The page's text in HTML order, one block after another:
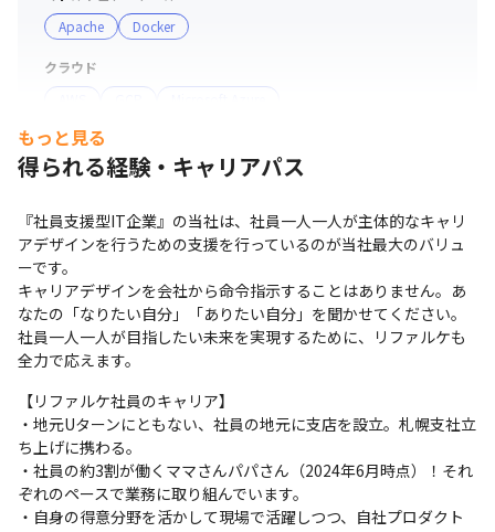
す。そのため、適時、リファルケ社員同士が対面で会うこ
できます。また、異なる環境や課題を共有する場を設ける
のある関係性をを構築します。
＜募集背景＞
当社は設立から5期連続黒字を達成、コロナ禍という社会
情勢の中でも力強く、右肩上がりで成長を続けている企業
です（2024年6月実績）。直近5年の売上を比較したとき
に17倍の成長を達成しました（2024年6月現在）。
7期以降もさらなる事業拡大を見込んでいるため、経験者
の大規模採用を行ってまいります。
Apache
Docker
クラウド
サーバー・OS
Windows
Linux
支給PC
現場で選択可能（Windows/Mac）
もっと見る
得られる経験・キャリアパス
『社員支援型IT企業』の当社は、社員一人一人が主体的なキャリ
アデザインを行うための支援を行っているのが当社最大のバリュ
ーです。
キャリアデザインを会社から命令指示することはありません。あ
なたの「なりたい自分」「ありたい自分」を聞かせてください。
社員一人一人が目指したい未来を実現するために、リファルケも
全力で応えます。
【リファルケ社員のキャリア】
・地元Uターンにともない、社員の地元に支店を設立。札幌支社立
ち上げに携わる。
・社員の約3割が働くママさんパパさん（2024年6月時点）！それ
ぞれのペースで業務に取り組んでいます。
・自身の得意分野を活かして現場で活躍しつつ、自社プロダクト